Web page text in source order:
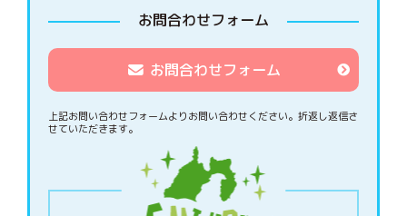
お問合わせフォーム
お問合わせフォーム
上記お問い合わせフォームよりお問い合わせください。 折返し返信さ
せていただきます。